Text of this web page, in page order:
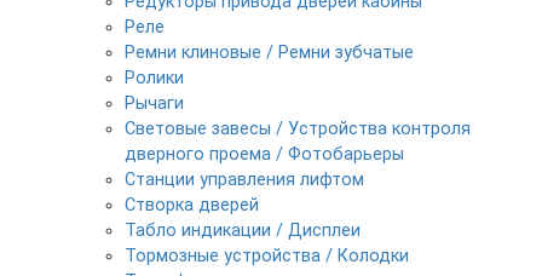
Реле
Ремни клиновые / Ремни зубчатые
Ролики
Рычаги
Световые завесы / Устройства контроля
дверного проема / Фотобарьеры
Станции управления лифтом
Створка дверей
Табло индикации / Дисплеи
Тормозные устройства / Колодки